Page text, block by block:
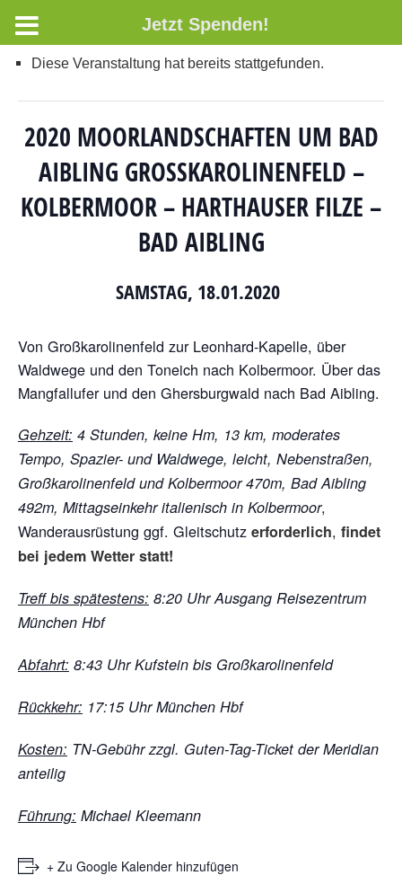
Diese Veranstaltung hat bereits stattgefunden.
2020 MOORLANDSCHAFTEN UM BAD
AIBLING GROSSKAROLINENFELD – K
OLBERMOOR – HARTHAUSER FILZE – B
AD AIBLING
SAMSTAG, 18.01.2020
Von Großkarolinenfeld zur Leonhard-Kapelle, über
Waldwege und den Toneich nach Kolbermoor. Über das
Mangfallufer und den Ghersburgwald nach Bad Aibling.
Gehzeit: 4 Stunden, keine Hm, 13 km, moderates
Tempo, Spazier- und Waldwege, leicht, Nebenstraßen,
Großkarolinenfeld und Kolbermoor 470m, Bad Aibling
492m, Mittagseinkehr italienisch in Kolbermoor,
Wanderausrüstung ggf. Gleitschutz erforderlich, findet
bei jedem Wetter statt!
Treff bis spätestens: 8:20 Uhr Ausgang Reisezentrum
München Hbf
Abfahrt: 8:43 Uhr Kufstein bis Großkarolinenfeld
Rückkehr: 17:15 Uhr München Hbf
Kosten: TN-Gebühr zzgl. Guten-Tag-Ticket der Meridian
anteilig
Führung: Michael Kleemann
+ Zu Google Kalender hinzufügen
Jetzt Spenden!